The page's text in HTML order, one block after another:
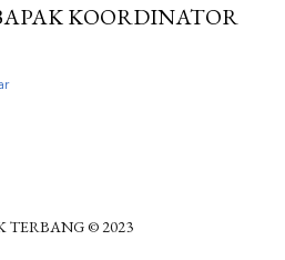
KOORDINATOR
TERBANG © 2023